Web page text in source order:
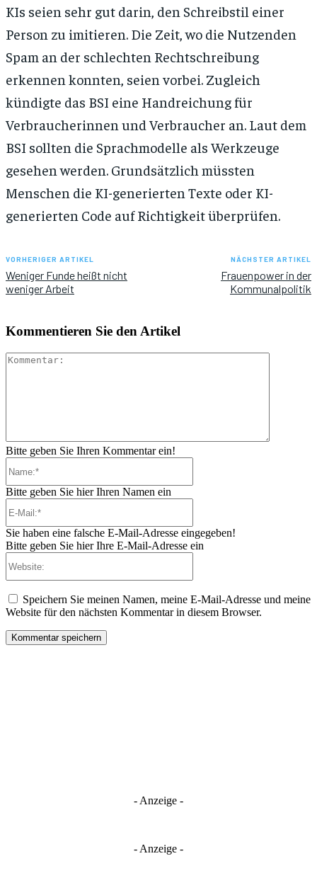
- Anzeige -
- Anzeige -
KIs seien sehr gut darin, den Schreibstil einer
Person zu imitieren. Die Zeit, wo die Nutzenden
Spam an der schlechten Rechtschreibung
erkennen konnten, seien vorbei. Zugleich
kündigte das BSI eine Handreichung für
Verbraucherinnen und Verbraucher an. Laut dem
BSI sollten die Sprachmodelle als Werkzeuge
gesehen werden. Grundsätzlich müssten
Menschen die KI-generierten Texte oder KI-
generierten Code auf Richtigkeit überprüfen.
VORHERIGER ARTIKEL
Weniger Funde heißt nicht
weniger Arbeit
NÄCHSTER ARTIKEL
Frauenpower in der
Kommunalpolitik
Kommentieren Sie den Artikel
Bitte geben Sie Ihren Kommentar ein!
Bitte geben Sie hier Ihren Namen ein
Sie haben eine falsche E-Mail-Adresse eingegeben!
Bitte geben Sie hier Ihre E-Mail-Adresse ein
Speichern Sie meinen Namen, meine E-Mail-Adresse und meine
Website für den nächsten Kommentar in diesem Browser.